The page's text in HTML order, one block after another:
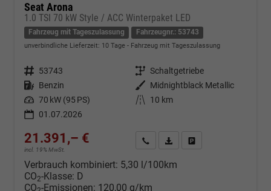
Seat Arona
1.0 TSI 70 kW Style / ACC Winterpaket LED
Fahrzeug mit Tageszulassung Fahrzeugnr.: 53743
unverbindliche Lieferzeit: 10 Tage Fahrzeug mit Tageszulassung
Fahrzeugnr. 53743 Getriebe Schaltgetriebe
Kraftstoff Benzin Außenfarbe
Midnightblack Metallic
Leistung 70 kW (95 PS) Kilometerstand
10 km
01.07.2026
21.391,– €
incl. 19% MwSt.
Kontakt & Angebot anfordern
PDF-Datei, Fahrzeugexposé
Verbrauch kombiniert: 5,30 l/100km
CO2-Klasse: D
CO -Emissionen: 120,00 g/km